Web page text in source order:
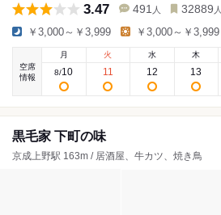
3.47 491 人 32889 人
￥3,000～￥3,999 ￥3,000～￥3,999
空席
情報
月
8/10
火
11
水
12
木
13
黒毛家 下町の味
京成上野駅 163m / 居酒屋、牛カツ、焼き鳥